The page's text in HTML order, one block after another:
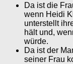
Da ist die
wenn Heidi
unterstellt
hält und,
würde.
Da ist der
seiner Frau